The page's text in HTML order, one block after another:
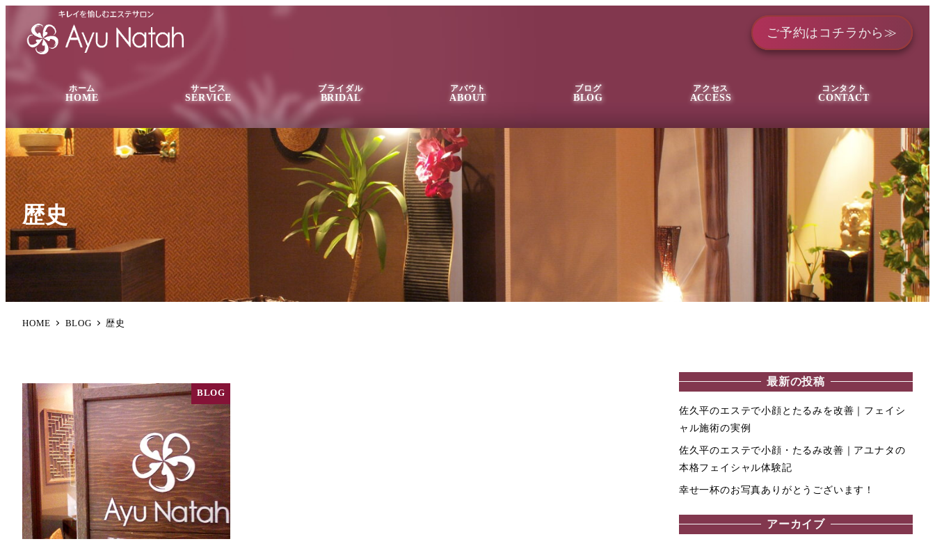
ご予約はコチラから≫
ホーム
HOME
サービス
SERVICE
ブライダル
BRIDAL
アバウト
ABOUT
ブログ
BLOG
アクセス
ACCESS
コンタクト
CONTACT
歴史
HOME BLOG 歴史
BLOG
最新の投稿
佐久平のエステで小顔とたるみを改善｜フェイシ
ャル施術の実例
佐久平のエステで小顔・たるみ改善｜アユナタの
本格フェイシャル体験記
幸せ一杯のお写真ありがとうございます！
アーカイブ